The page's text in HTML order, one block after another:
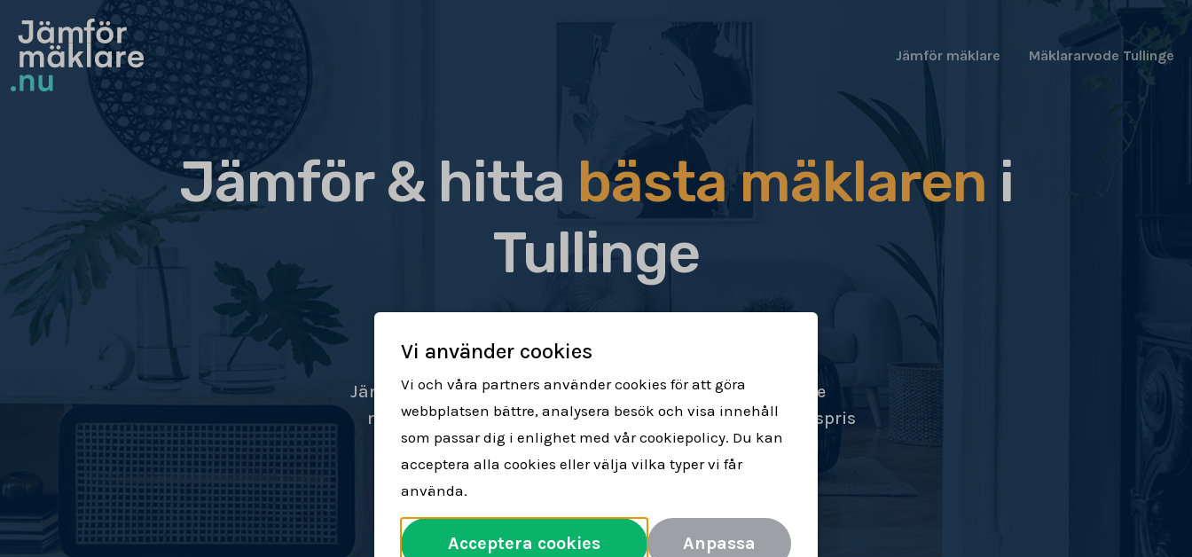
Jämför mäklare Mäklararvode Tullinge
Jämför & hitta bästa mäklaren i
Tullinge
Jämför & hitta rätt
mäklare för dig
Sälj din bostad
snabbt & tryggt
Få högre
försäljningspris
Vi använder cookies
Vi och våra partners använder cookies för att göra
webbplatsen bättre, analysera besök och visa innehåll
som passar dig i enlighet med vår cookiepolicy. Du kan
acceptera alla cookies eller välja vilka typer vi får
använda.
Acceptera cookies Anpassa